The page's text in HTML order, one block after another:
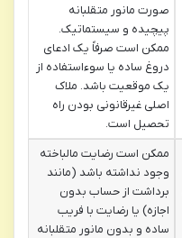
صورت مانور متقلبانه
پیچیده و سیستماتیک.
ممکن است صرفاً یک ادعای
دروغ ساده یا سوءاستفاده از
یک موقعیت باشد. ملاک
اصلی غیرقانونی بودن راه
تحصیل است.
ممکن است رضایت مالباخته
وجود نداشته باشد (مانند
برداشت از حساب بدون
اجازه) یا رضایت با فریب
ساده و بدون مانور متقلبانه